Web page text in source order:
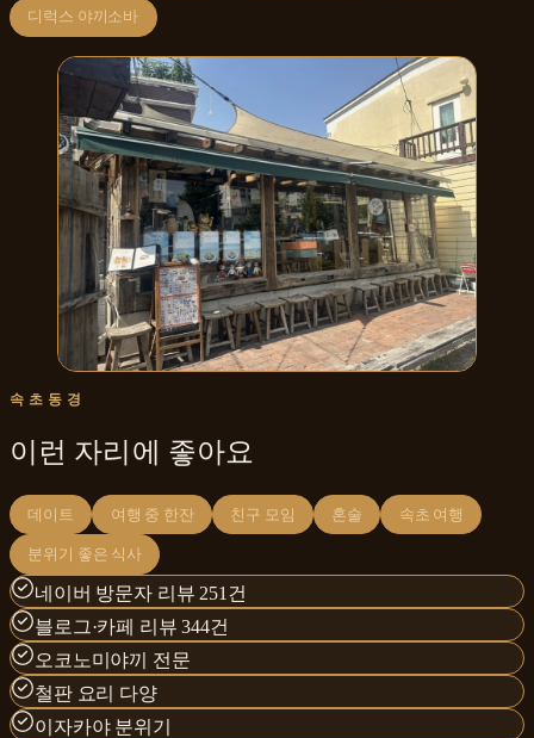
디럭스 야끼소바
속초동경
이런 자리에 좋아요
데이트 여행 중 한잔 친구 모임 혼술 속초 여행
분위기 좋은 식사
네이버 방문자 리뷰 251건
블로그·카페 리뷰 344건
오코노미야끼 전문
철판 요리 다양
이자카야 분위기